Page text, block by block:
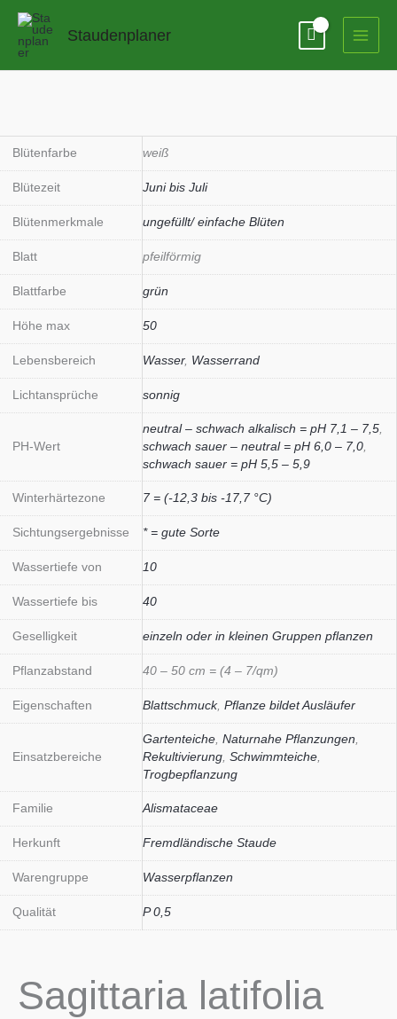
Zum
springen
Staudenplaner
Blütenfarbe weiß
Blütezeit Juni bis Juli
Blütenmerkmale ungefüllt/ einfache Blüten
Blatt pfeilförmig
Blattfarbe grün
Höhe max 50
Lebensbereich Wasser, Wasserrand
Lichtansprüche sonnig
PH-Wert
neutral – schwach alkalisch = pH 7,1 – 7,5
schwach sauer – neutral = pH 6,0 – 7,0
schwach sauer = pH 5,5 – 5,9
Winterhärtezone 7 = (-12,3 bis -17,7 °C)
Sichtungsergebnisse * = gute Sorte
Wassertiefe von 10
Wassertiefe bis 40
Geselligkeit einzeln oder in kleinen Gruppen pflanzen
Pflanzabstand 40 – 50 cm = (4 – 7/qm)
Eigenschaften Blattschmuck, Pflanze bildet Ausläufer
Einsatzbereiche
Gartenteiche Naturnahe Pflanzungen
Rekultivierung Schwimmteiche
Trogbepflanzung
Familie Alismataceae
Herkunft Fremdländische Staude
Warengruppe Wasserpflanzen
Qualität P 0,5
Sagittaria latifolia